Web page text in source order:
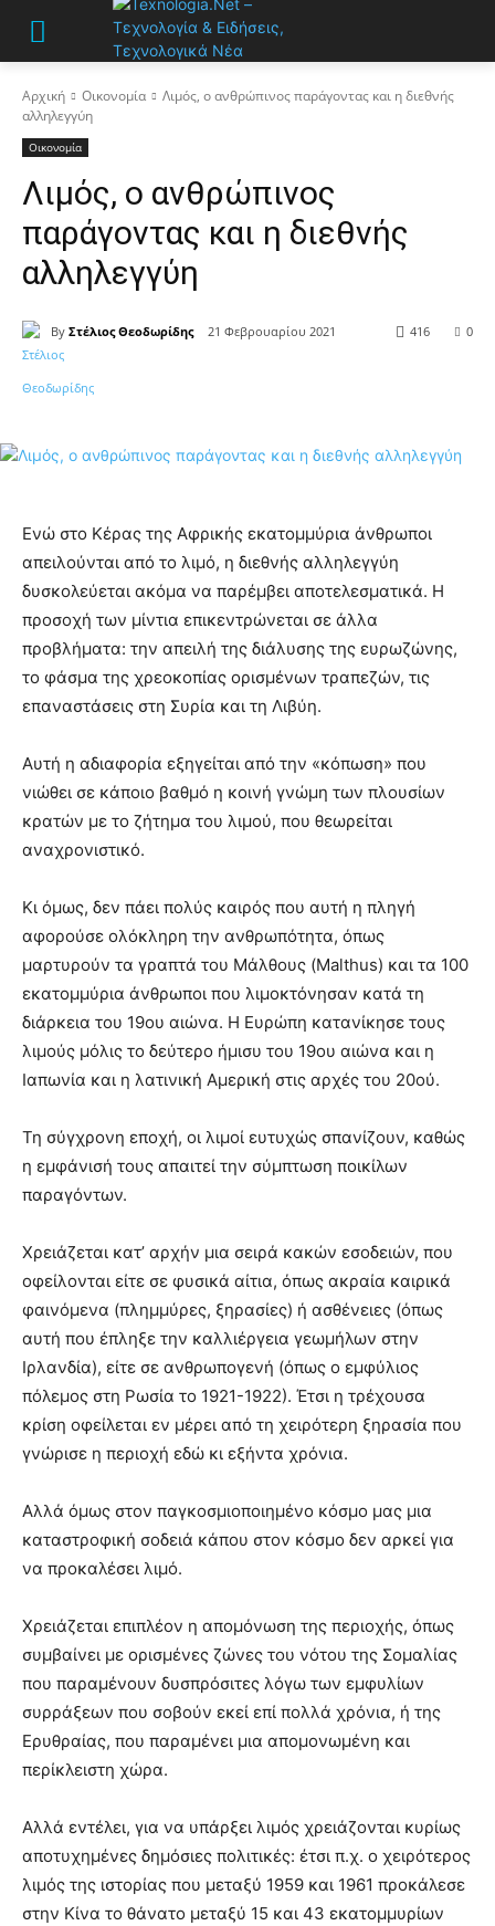
Αρχική Οικονομία
Λιμός, ο ανθρώπινος παράγοντας και η διεθνής
αλληλεγγύη
Οικονομία
Λιμός, ο ανθρώπινος
παράγοντας και η διεθνής
αλληλεγγύη
By Στέλιος Θεοδωρίδης 21 Φεβρουαρίου 2021 0
416
Ενώ στο Κέρας της Αφρικής εκατομμύρια άνθρωποι
απειλούνται από το λιμό, η διεθνής αλληλεγγύη
δυσκολεύεται ακόμα να παρέμβει αποτελεσματικά. Η
προσοχή των μίντια επικεντρώνεται σε άλλα
προβλήματα: την απειλή της διάλυσης της ευρωζώνης,
το φάσμα της χρεοκοπίας ορισμένων τραπεζών, τις
επαναστάσεις στη Συρία και τη Λιβύη.
Αυτή η αδιαφορία εξηγείται από την «κόπωση» που
νιώθει σε κάποιο βαθμό η κοινή γνώμη των πλουσίων
κρατών με το ζήτημα του λιμού, που θεωρείται
αναχρονιστικό.
Κι όμως, δεν πάει πολύς καιρός που αυτή η πληγή
αφορούσε ολόκληρη την ανθρωπότητα, όπως
μαρτυρούν τα γραπτά του Μάλθους (Malthus) και τα 100
εκατομμύρια άνθρωποι που λιμοκτόνησαν κατά τη
διάρκεια του 19ου αιώνα. Η Ευρώπη κατανίκησε τους
λιμούς μόλις το δεύτερο ήμισυ του 19ου αιώνα και η
Ιαπωνία και η λατινική Αμερική στις αρχές του 20ού.
Τη σύγχρονη εποχή, οι λιμοί ευτυχώς σπανίζουν, καθώς
η εμφάνισή τους απαιτεί την σύμπτωση ποικίλων
παραγόντων.
Χρειάζεται κατ’ αρχήν μια σειρά κακών εσοδειών, που
οφείλονται είτε σε φυσικά αίτια, όπως ακραία καιρικά
φαινόμενα (πλημμύρες, ξηρασίες) ή ασθένειες (όπως
αυτή που έπληξε την καλλιέργεια γεωμήλων στην
Ιρλανδία), είτε σε ανθρωπογενή (όπως ο εμφύλιος
πόλεμος στη Ρωσία το 1921-1922). Έτσι η τρέχουσα
κρίση οφείλεται εν μέρει από τη χειρότερη ξηρασία που
γνώρισε η περιοχή εδώ κι εξήντα χρόνια.
Αλλά όμως στον παγκοσμιοποιημένο κόσμο μας μια
καταστροφική σοδειά κάπου στον κόσμο δεν αρκεί για
να προκαλέσει λιμό.
Χρειάζεται επιπλέον η απομόνωση της περιοχής, όπως
συμβαίνει με ορισμένες ζώνες του νότου της Σομαλίας
που παραμένουν δυσπρόσιτες λόγω των εμφυλίων
συρράξεων που σοβούν εκεί επί πολλά χρόνια, ή της
Ερυθραίας, που παραμένει μια απομονωμένη και
περίκλειστη χώρα.
Αλλά εντέλει, για να υπάρξει λιμός χρειάζονται κυρίως
αποτυχημένες δημόσιες πολιτικές: έτσι π.χ. ο χειρότερος
λιμός της ιστορίας που μεταξύ 1959 και 1961 προκάλεσε
στην Κίνα το θάνατο μεταξύ 15 και 43 εκατομμυρίων